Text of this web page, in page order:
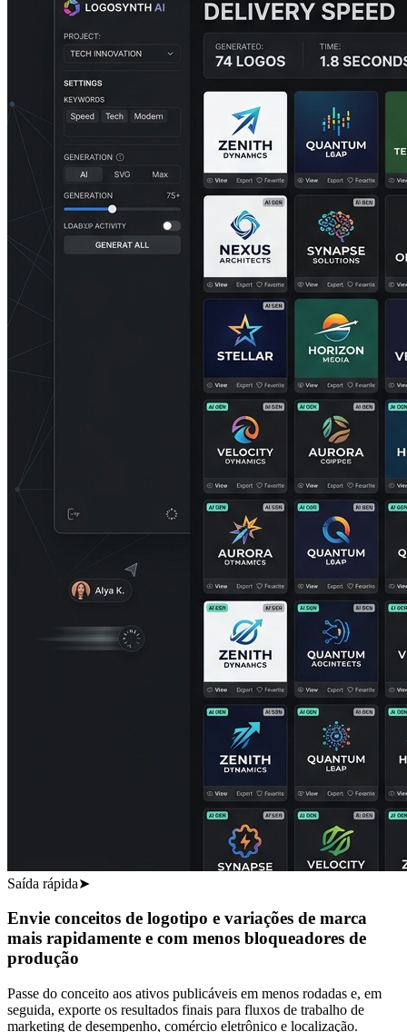
Saída rápida➤
Envie conceitos de logotipo e variações de marca
mais rapidamente e com menos bloqueadores de
produção
Passe do conceito aos ativos publicáveis em menos rodadas e, em
seguida, exporte os resultados finais para fluxos de trabalho de
marketing de desempenho, comércio eletrônico e localização.